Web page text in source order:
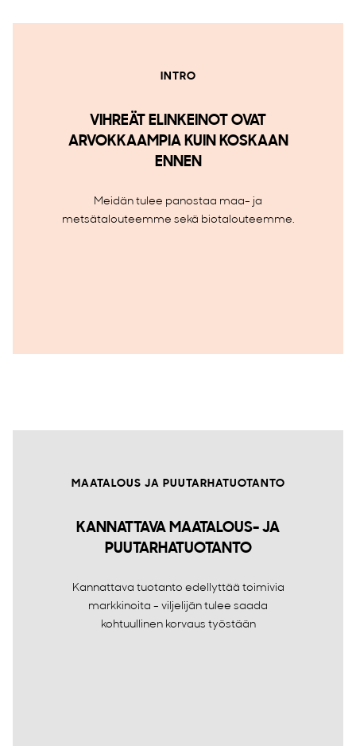
INTRO
VIHREÄT ELINKEINOT OVAT
ARVOKKAAMPIA KUIN KOSKAAN
ENNEN
Meidän tulee panostaa maa- ja
metsätalouteemme sekä biotalouteemme.
MAATALOUS JA PUUTARHATUOTANTO
KANNATTAVA MAATALOUS- JA
PUUTARHATUOTANTO
Kannattava tuotanto edellyttää toimivia
markkinoita - viljelijän tulee saada
kohtuullinen korvaus työstään